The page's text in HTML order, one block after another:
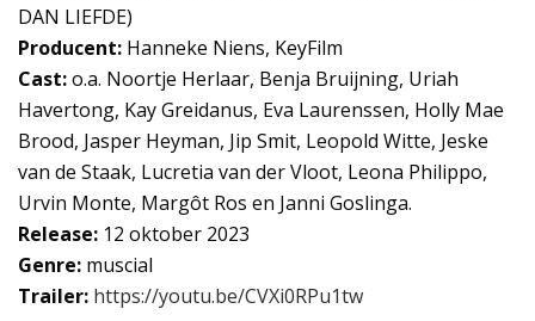
DAN LIEFDE)
Producent: Hanneke Niens, KeyFilm
Cast:o.a. Noortje Herlaar, Benja Bruijning, Uriah
Havertong, Kay Greidanus, Eva Laurenssen, Holly Mae
Brood, Jasper Heyman, Jip Smit, Leopold Witte, Jeske
van de Staak, Lucretia van der Vloot, Leona Philippo,
Urvin Monte, Margôt Ros en Janni Goslinga.
Release: 12 oktober 2023
Genre: muscial
Trailer: https://youtu.be/CVXi0RPu1tw